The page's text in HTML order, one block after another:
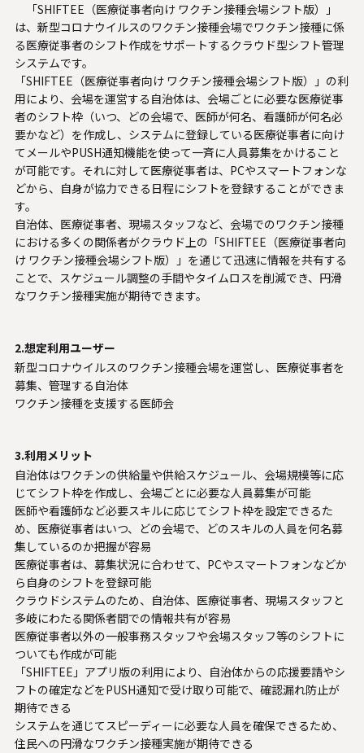
「SHIFTEE（医療従事者向け ワクチン接種会場シフト版）」
は、新型コロナウイルスのワクチン接種会場でワクチン接種に係
る医療従事者のシフト作成をサポートするクラウド型シフト管理
システムです。
「SHIFTEE（医療従事者向け ワクチン接種会場シフト版）」の利
用により、会場を運営する自治体は、会場ごとに必要な医療従事
者のシフト枠（いつ、どの会場で、医師が何名、看護師が何名必
要かなど）を作成し、システムに登録している医療従事者に向け
てメールやPUSH通知機能を使って一斉に人員募集をかけること
が可能です。それに対して医療従事者は、PCやスマートフォンな
どから、自身が協力できる日程にシフトを登録することができま
す。
自治体、医療従事者、現場スタッフなど、会場でのワクチン接種
における多くの関係者がクラウド上の「SHIFTEE（医療従事者向
け ワクチン接種会場シフト版）」を通じて迅速に情報を共有する
ことで、スケジュール調整の手間やタイムロスを削減でき、円滑
なワクチン接種実施が期待できます。
2.想定利用ユーザー
新型コロナウイルスのワクチン接種会場を運営し、医療従事者を
募集、管理する自治体
ワクチン接種を支援する医師会
3.利用メリット
自治体はワクチンの供給量や供給スケジュール、会場規模等に応
じてシフト枠を作成し、会場ごとに必要な人員募集が可能
医師や看護師など必要スキルに応じてシフト枠を設定できるた
め、医療従事者はいつ、どの会場で、どのスキルの人員を何名募
集しているのか把握が容易
医療従事者は、募集状況に合わせて、PCやスマートフォンなどか
ら自身のシフトを登録可能
クラウドシステムのため、自治体、医療従事者、現場スタッフと
多岐にわたる関係者間での情報共有が容易
医療従事者以外の一般事務スタッフや会場スタッフ等のシフトに
ついても作成が可能
「SHIFTEE」アプリ版の利用により、自治体からの応援要請やシ
フトの確定などをPUSH通知で受け取り可能で、確認漏れ防止が
期待できる
システムを通じてスピーディーに必要な人員を確保できるため、
住民への円滑なワクチン接種実施が期待できる